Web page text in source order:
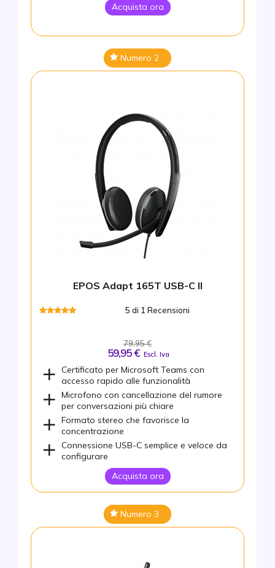
Acquista ora
Numero 2
EPOS Adapt 165T USB-C II
5 di 1 Recensioni
79,95 €
59,95 € Escl. Iva
Certificato per Microsoft Teams con
accesso rapido alle funzionalità
Microfono con cancellazione del rumore
per conversazioni più chiare
Formato stereo che favorisce la
concentrazione
Connessione USB-C semplice e veloce da
configurare
Acquista ora
Numero 3